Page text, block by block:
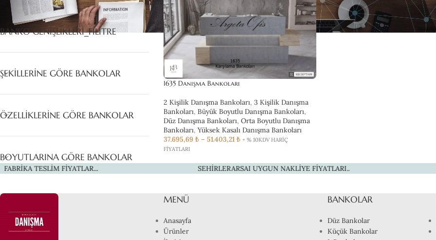
Düz
BANKO GENIŞLIKLERI_FILITRE
ŞEKILLERINE GÖRE BANKOLAR
ÖZELLIKLERINE GÖRE BANKOLAR
BOYUTLARINA GÖRE BANKOLAR
1635 Danışma Bankoları
2 Kişilik Danışma Bankoları, 3 Kişilik Danışma
Bankoları, Büyük Boyutlu Danışma Bankoları,
Düz Danışma Bankoları, Orta Boyutlu Danışma
Bankoları, Yüksek Kasalı Danışma Bankoları
37.695,69₺ –51.403,21₺ + % 10KDV HARİÇ
FİYATLARI
FİYATLAR... SEHİRLERARSAI UYGUN NAKLİYE FİYATLARI.. + %10 KDV
MENÜ
Anasayfa
Ürünler
BANKOLAR
Düz Bankolar
Küçük Bankolar